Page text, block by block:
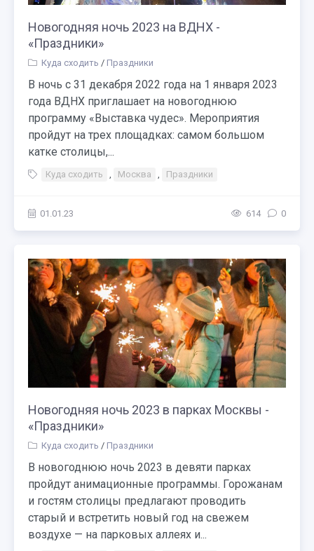
Новогодняя ночь 2023 на ВДНХ -
«Праздники»
Куда сходить / Праздники
В ночь c 31 декабря 2022 года на 1 января 2023
года ВДНХ приглашает на новогоднюю
программу «Выставка чудес». Мероприятия
пройдут на трех площадках: самом большом
катке столицы,...
Куда сходить , Москва , Праздники
01.01.23 614 0
Новогодняя ночь 2023 в парках Москвы -
«Праздники»
Куда сходить / Праздники
В новогоднюю ночь 2023 в девяти парках
пройдут анимационные программы. Горожанам
и гостям столицы предлагают проводить
старый и встретить новый год на свежем
воздухе — на парковых аллеях и...